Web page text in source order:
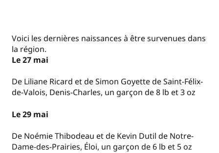
Voici les dernières naissances à être survenues dans
la région.
Le 27 mai
De Liliane Ricard et de Simon Goyette de Saint-Félix-
de-Valois, Denis-Charles, un garçon de 8 lb et 3 oz
Le 29 mai
De Noémie Thibodeau et de Kevin Dutil de Notre-
Dame-des-Prairies, Éloi, un garçon de 6 lb et 5 oz